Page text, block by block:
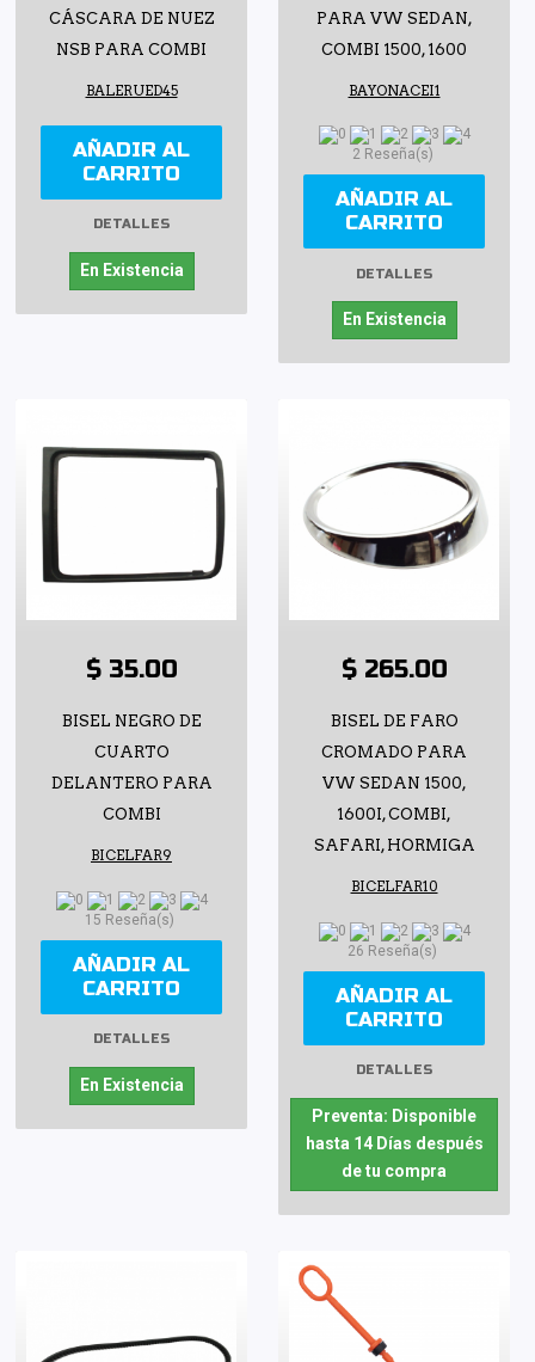
CÁSCARA DE NUEZ
NSB PARA COMBI
BALERUED45
AÑADIR AL
CARRITO
DETALLES
En Existencia
PARA VW SEDAN,
COMBI 1500, 1600
BAYONACEI1
2 Reseña(s)
AÑADIR AL
CARRITO
DETALLES
En Existencia
$ 35.00
BISEL NEGRO DE
CUARTO
DELANTERO PARA
COMBI
BICELFAR9
15 Reseña(s)
AÑADIR AL
CARRITO
DETALLES
En Existencia
$ 265.00
BISEL DE FARO
CROMADO PARA
VW SEDAN 1500,
1600I, COMBI,
SAFARI, HORMIGA
BICELFAR10
26 Reseña(s)
AÑADIR AL
CARRITO
DETALLES
Preventa: Disponible
hasta 14 Días después
de tu compra